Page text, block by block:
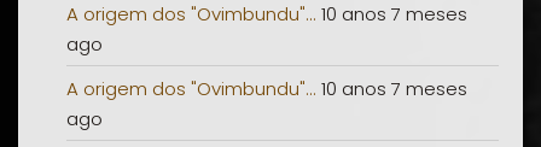
A origem dos "Ovimbundu"... 10 anos 7 meses
ago
A origem dos "Ovimbundu"... 10 anos 7 meses
ago